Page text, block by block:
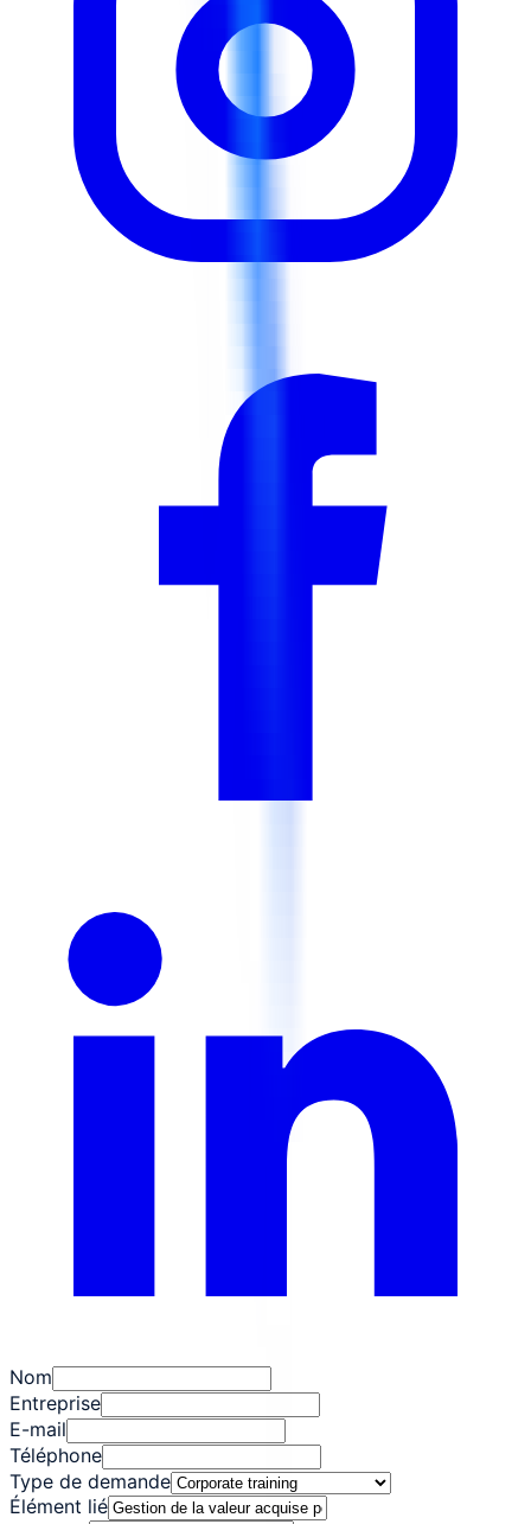
risques, l'approvisionnement et les attentes des parties
prenantes, adapter l'exécution du projet aux modèles de
livraison prédictifs (waterfall), agiles et hybrides, utiliser
les outils et techniques essentiels de gestion de projet
(WBS, diagrammes de Gantt, matrices de risque, gestion
de la valeur acquise, etc.) Naviguer dans les dilemmes
éthiques et assurer l'alignement du projet avec la
stratégie et la gouvernance de l'organisation et se
préparer en toute confiance à l'examen de certification
PMP®, y compris le support complet de l'application et
l'entraînement à l'examen blanc.
Nom
Entreprise
E-mail
Téléphone
Type de demande
Élément lié